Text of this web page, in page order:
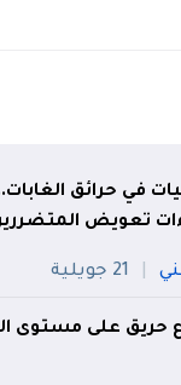
في حرائق
تعويض
21 جويلية
حريق على مستوى البئر تي. جي.